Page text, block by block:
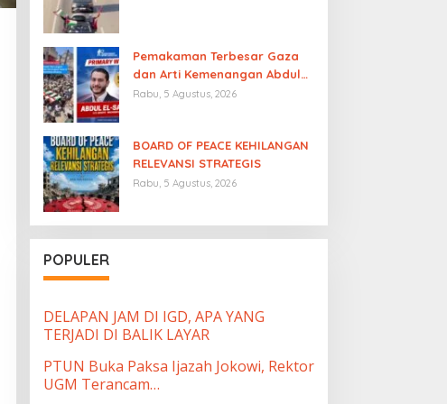
Pemakaman Terbesar Gaza
dan Arti Kemenangan Abdul
El-Sayed
Rabu, 5 Agustus, 2026
BOARD OF PEACE KEHILANGAN
RELEVANSI STRATEGIS
Rabu, 5 Agustus, 2026
POPULER
DELAPAN JAM DI IGD, APA YANG
TERJADI DI BALIK LAYAR
PTUN Buka Paksa Ijazah Jokowi, Rektor
UGM Terancam…